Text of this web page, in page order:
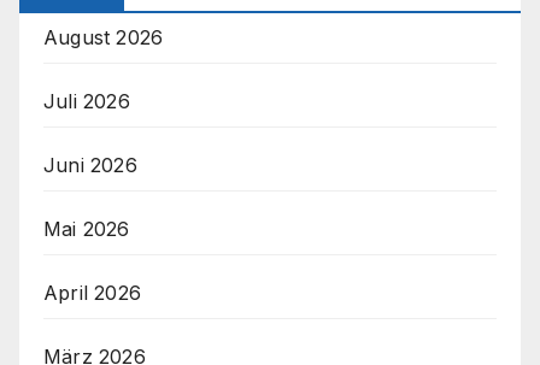
August 2026
Juli 2026
Juni 2026
Mai 2026
April 2026
März 2026